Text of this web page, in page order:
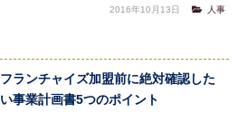
2016年10月13日 人事
フランチャイズ加盟前に絶対確認した
い事業計画書5つのポイント